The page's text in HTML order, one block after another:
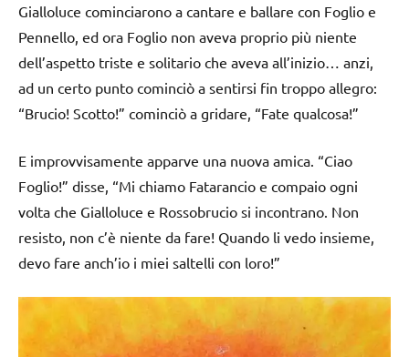
Gialloluce cominciarono a cantare e ballare con Foglio e
Pennello, ed ora Foglio non aveva proprio più niente
dell’aspetto triste e solitario che aveva all’inizio… anzi,
ad un certo punto cominciò a sentirsi fin troppo allegro:
“Brucio! Scotto!” cominciò a gridare, “Fate qualcosa!”
E improvvisamente apparve una nuova amica. “Ciao
Foglio!” disse, “Mi chiamo Fatarancio e compaio ogni
volta che Gialloluce e Rossobrucio si incontrano. Non
resisto, non c’è niente da fare! Quando li vedo insieme,
devo fare anch’io i miei saltelli con loro!”